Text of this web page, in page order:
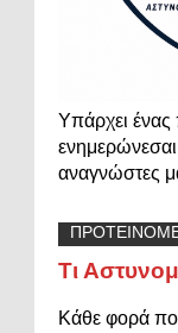
Υπάρχει
αναγνώστες
Τι
Κάθε φορά